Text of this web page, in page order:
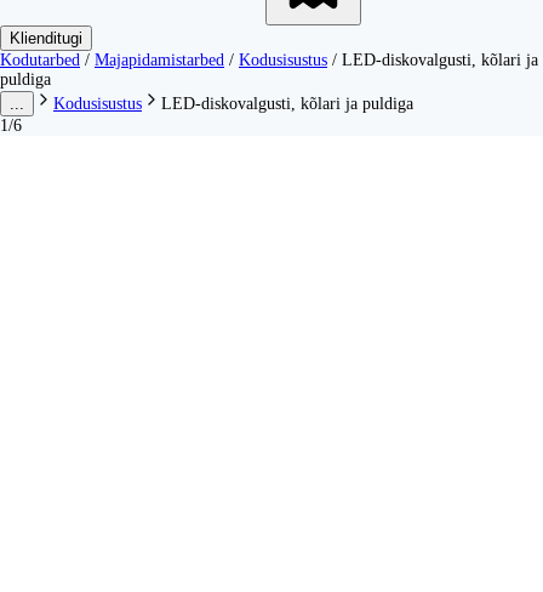
Klienditugi
Kodutarbed / Majapidamistarbed / Kodusisustus / LED-diskovalgusti, kõlari ja
puldiga
Kodusisustus
LED-diskovalgusti, kõlari ja puldiga
1/6